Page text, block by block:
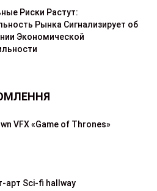
Риски Растут:
Рынка Сигнализирует об
Экономической
VFX «Game of Thrones»
арт Sci-fi hallway